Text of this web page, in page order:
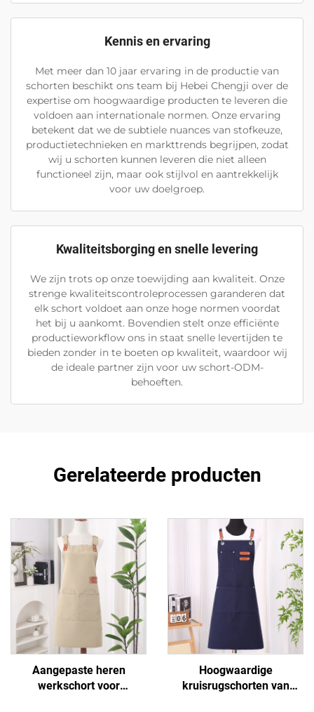
Kennis en ervaring
Met meer dan 10 jaar ervaring in de productie van
schorten beschikt ons team bij Hebei Chengji over de
expertise om hoogwaardige producten te leveren die
voldoen aan internationale normen. Onze ervaring
betekent dat we de subtiele nuances van stofkeuze,
productietechnieken en markttrends begrijpen, zodat
wij u schorten kunnen leveren die niet alleen
functioneel zijn, maar ook stijlvol en aantrekkelijk
voor uw doelgroep.
Kwaliteitsborging en snelle levering
We zijn trots op onze toewijding aan kwaliteit. Onze
strenge kwaliteitscontroleprocessen garanderen dat
elk schort voldoet aan onze hoge normen voordat
het bij u aankomt. Bovendien stelt onze efficiënte
productieworkflow ons in staat snelle levertijden te
bieden zonder in te boeten op kwaliteit, waardoor wij
de ideale partner zijn voor uw schort-ODM-
behoeften.
Gerelateerde producten
Aangepaste heren
werkschort voor
Hoogwaardige
kruisrugschorten van